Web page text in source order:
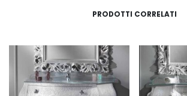
PRODOTTI CORRELATI